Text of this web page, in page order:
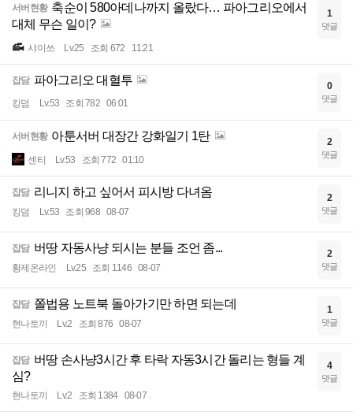
서버현황 축순이 580아데나까지 올랐다… 파아그리오에서
대체 무슨 일이?
샤이쓰 Lv.25 조회 672 11:21
1
댓글
잡담 파아그리오 대혈투
킹덤 Lv.53 조회 782 06:01
0
댓글
서버현황 아툰서버 대장간 강화일기 1탄
센티 Lv.53 조회 772 01:10
2
댓글
잡담 리니지 하고 싶어서 피시방 다녀옴
킹덤 Lv.53 조회 968 08-07
2
댓글
잡담 버땅 자동사냥 되시는 분들 조언 좀...
황제온라인 Lv.25 조회 1146 08-07
2
댓글
잡담 쫄법용 노트북 돌아가기만 하면 되는데
현나토끼 Lv.2 조회 876 08-07
1
댓글
잡담 버땅 손사냥3시간 후 타락 자동3시간 돌리는 형들 계
심?
현나토끼 Lv.2 조회 1384 08-07
4
댓글